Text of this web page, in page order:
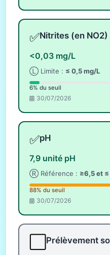
✅Nitrites (en NO2)
<0,03 mg/L
Ⓛ Limite : ≤ 0,5 mg/L
6% du seuil
30/07/2026
✅pH
7,9 unité pH
Ⓡ Référence : ≥6,5 et
88% du seuil
30/07/2026
Prélèvement